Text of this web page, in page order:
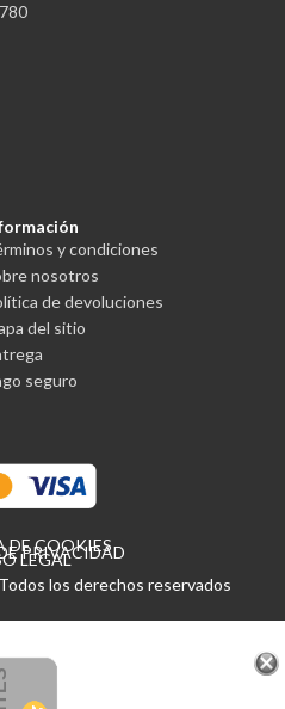
y condiciones
nosotros
de devoluciones
del sitio
seguro
DE COOKIES
PRIVACIDAD
LEGAL
los derechos reservados